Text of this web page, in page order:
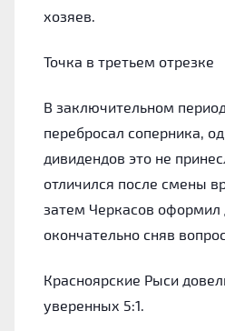
хозяев.
Точка в третьем отрезке
В заключительном
перебросал соперника,
дивидендов это не
отличился после смены
затем Черкасов оформил
окончательно сняв
Красноярские Рыси
уверенных 5:1.